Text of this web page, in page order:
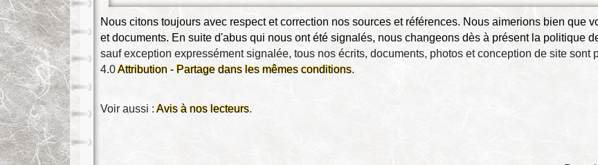
Nous citons toujours avec respect et correction nos sources et références. Nous aimerions bien que
et documents. En suite d'abus qui nous ont été signalés, nous changeons dès à présent la politique
sauf exception expressément signalée, tous nos écrits, documents, photos et conception de site
4.0 Attribution - Partage dans les mêmes conditions.
Voir aussi : Avis à nos lecteurs.